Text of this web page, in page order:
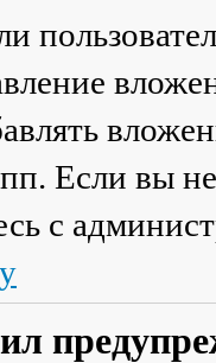
Если вы
с